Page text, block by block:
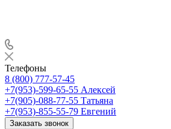
Телефоны
8 (800) 777-57-45
+7(953)-599-65-55 Алексей
+7(905)-088-77-55 Татьяна
+7(953)-855-55-79 Евгений
Заказать звонок